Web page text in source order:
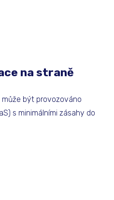
na straně
může být provozováno
s minimálními zásahy do